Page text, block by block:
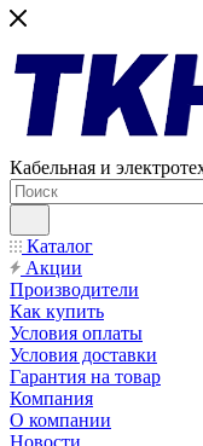
Кабельная и
Каталог
Акции
Производители
Как купить
Условия оплаты
Условия доставки
Гарантия на товар
Компания
О компании
Новости